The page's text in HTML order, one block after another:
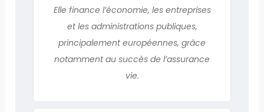
Elle finance l’économie, les entreprises
et les administrations publiques,
principalement européennes, grâce
notamment au succès de l’assurance
vie.